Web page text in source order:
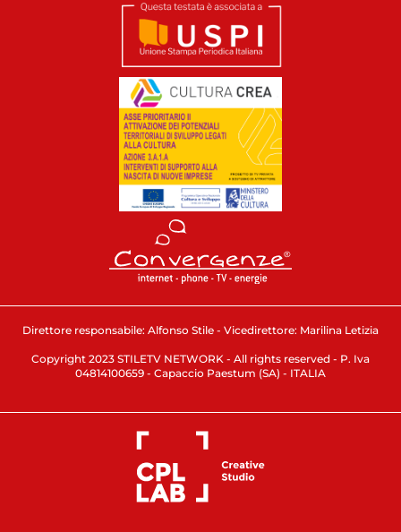
Direttore responsabile: Alfonso Stile - Vicedirettore: Marilina Letizia
Copyright 2023 STILETV NETWORK - All rights reserved - P. Iva
04814100659 - Capaccio Paestum (SA) - ITALIA